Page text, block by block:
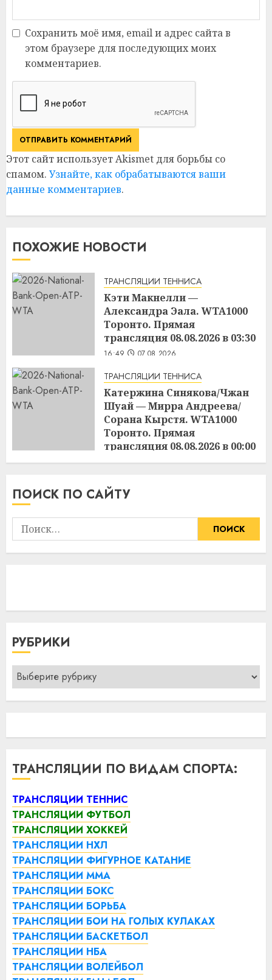
Сохранить моё имя, email и адрес сайта в
этом браузере для последующих моих
комментариев.
Этот сайт использует Akismet для борьбы со
спамом. Узнайте, как обрабатываются ваши
данные комментариев.
ПОХОЖИЕ НОВОСТИ
ТРАНСЛЯЦИИ ТЕННИСА
Кэти Макнелли —
Александра Эала. WTA1000
Торонто. Прямая
трансляция 08.08.2026 в 03:30
16:49 07.08.2026
ТРАНСЛЯЦИИ ТЕННИСА
Катержина Синякова/Чжан
Шуай — Мирра Андреева/
Сорана Кырстя. WTA1000
Торонто. Прямая
трансляция 08.08.2026 в 00:00
16:48 07.08.2026
ПОИСК ПО САЙТУ
Найти:
РУБРИКИ
Рубрики
ТРАНСЛЯЦИИ ПО ВИДАМ СПОРТА:
ТРАНСЛЯЦИИ ТЕННИС
ТРАНСЛЯЦИИ ФУТБОЛ
ТРАНСЛЯЦИИ ХОККЕЙ
ТРАНСЛЯЦИИ НХЛ
ТРАНСЛЯЦИИ ФИГУРНОЕ КАТАНИЕ
ТРАНСЛЯЦИИ ММА
ТРАНСЛЯЦИИ БОКС
ТРАНСЛЯЦИИ БОРЬБА
ТРАНСЛЯЦИИ БОИ НА ГОЛЫХ КУЛАКАХ
ТРАНСЛЯЦИИ БАСКЕТБОЛ
ТРАНСЛЯЦИИ НБА
ТРАНСЛЯЦИИ ВОЛЕЙБОЛ